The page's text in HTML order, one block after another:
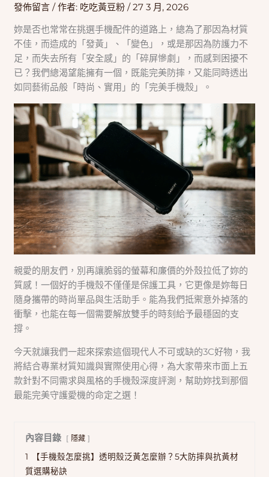
發佈留言 / 作者: 吃吃黃豆粉/27 3 月, 2026
妳是否也常常在挑選手機配件的道路上，總為了那因為材質
不佳，而造成的「發黃」、「變色」，或是那因為防護力不
足，而失去所有「安全感」的「碎屏慘劇」，而感到困擾不
已？我們總渴望能擁有一個，既能完美防摔，又能同時透出
如同藝術品般「時尚、實用」的「完美手機殼」。
親愛的朋友們，別再讓脆弱的螢幕和廉價的外殼拉低了妳的
質感！一個好的手機殼不僅僅是保護工具，它更像是妳每日
隨身攜帶的時尚單品與生活助手。能為我們抵禦意外掉落的
衝擊，也能在每一個需要解放雙手的時刻給予最穩固的支
撐。
今天就讓我們一起來探索這個現代人不可或缺的3C好物，我
將結合專業材質知識與實際使用心得，為大家帶來市面上五
款針對不同需求與風格的手機殼深度評測，幫助妳找到那個
最能完美守護愛機的命定之選！
內容目錄 隱藏
1
【手機殼怎麼挑】透明殼泛黃怎麼辦？5大防摔與抗黃材
質選購秘訣